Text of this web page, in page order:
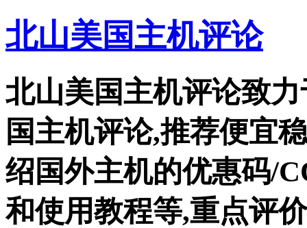
北山美国主机评论
北山美国主机评论致
国主机评论,推荐便宜
绍国外主机的优惠码/
和使用教程等,重点评价